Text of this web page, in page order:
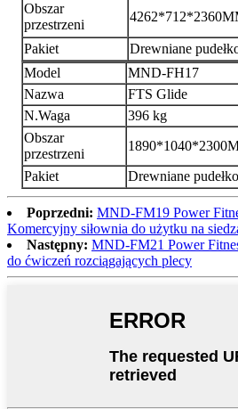
Obszar
przestrzeni
Pakiet
Drewniane
Model
MND-FH17
Nazwa
FTS Glide
N.Waga
396 kg
Obszar
przestrzeni
Pakiet
Drewniane pudełko
Poprzedni: MND-FM19 Power
Komercyjny siłownia do użytku na
Następny: MND-FM21 Power
do ćwiczeń rozciągających plecy